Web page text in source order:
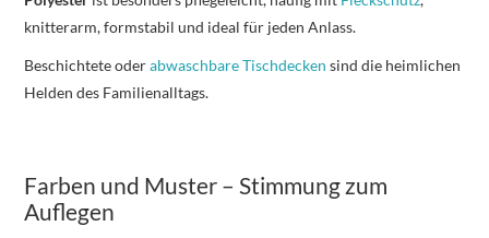
knitterarm, formstabil und ideal für jeden Anlass.
Beschichtete oderabwaschbare Tischdecken sind die heimlichen
Helden des Familienalltags.
Farben und Muster – Stimmung zum
Auflegen